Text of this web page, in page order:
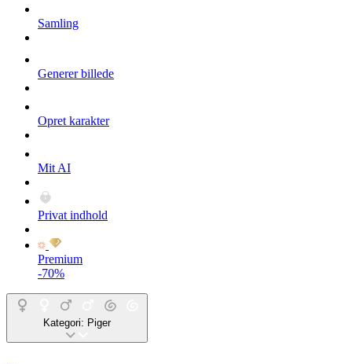
Samling
Generer billede
Opret karakter
Mit AI
Privat indhold
Premium
-70%
Kategori: Piger